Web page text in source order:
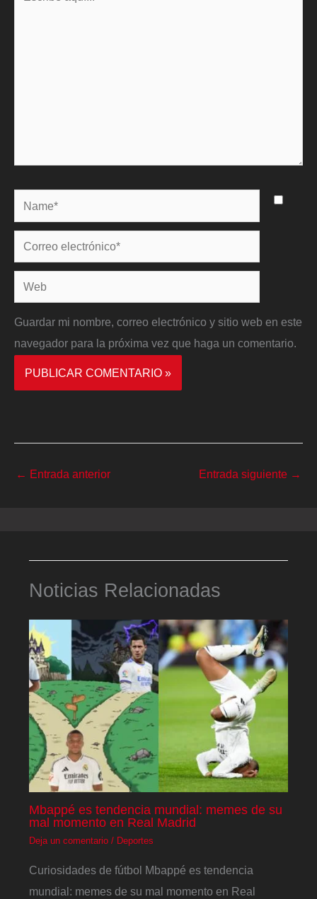
Name*
Correo
electrónico*
Web
Guardar mi nombre, correo electrónico y sitio web en este
navegador para la próxima vez que haga un comentario.
← Entrada anterior Entrada siguiente →
Noticias Relacionadas
Mbappé es tendencia mundial: memes de su
mal momento en Real Madrid
Deja un comentario / Deportes
Curiosidades de fútbol Mbappé es tendencia
mundial: memes de su mal momento en Real